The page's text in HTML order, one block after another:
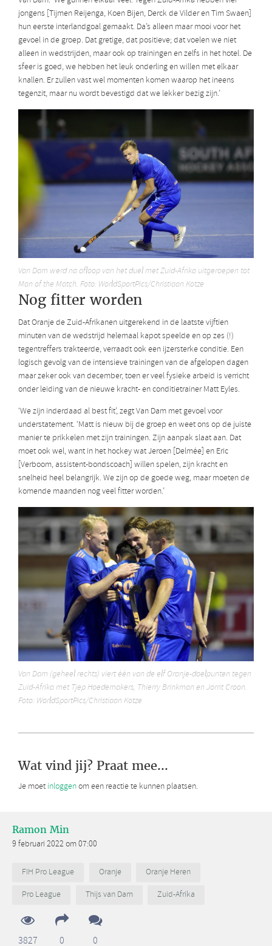
jongens [Tijmen Reijenga, Koen Bijen, Derck de Vilder en Tim Swaen]
hun eerste interlandgoal gemaakt. Da’s alleen maar mooi voor het
gevoel in de groep. Dat gretige, dat positieve; dat voelen we niet
alleen in wedstrijden, maar ook op trainingen en zelfs in het hotel. De
sfeer is goed, we hebben het leuk onderling en willen met elkaar
knallen. Er zullen vast wel momenten komen waarop het ineens
tegenzit, maar nu wordt bevestigd dat we lekker bezig zijn.’
Van Dam werd na afloop van het duel met Zuid-Afrika uitgeroepen tot
Man of the Match. Foto: WorldSportPics/Christiaan Kotze
Nog fitter worden
Dat Oranje de Zuid-Afrikanen uitgerekend in de laatste vijftien
minuten van de wedstrijd helemaal kapot speelde en op zes (!)
tegentreffers trakteerde, verraadt ook een ijzersterke conditie. Een
logisch gevolg van de intensieve trainingen van de afgelopen dagen
maar zeker ook van december, toen er veel fysieke arbeid is verricht
onder leiding van de nieuwe kracht- en conditietrainer Matt Eyles.
‘We zijn inderdaad al best fit’, zegt Van Dam met gevoel voor
understatement. ‘Matt is nieuw bij de groep en weet ons op de juiste
manier te prikkelen met zijn trainingen. Zijn aanpak slaat aan. Dat
moet ook wel, want in het hockey wat Jeroen [Delmée] en Eric
[Verboom, assistent-bondscoach] willen spelen, zijn kracht en
snelheid heel belangrijk. We zijn op de goede weg, maar moeten de
komende maanden nog veel fitter worden.’
Van Dam (geheel rechts) viert één van de elf Oranje-doelpunten tegen
Zuid-Afrika met Tjep Hoedemakers, Thierry Brinkman en Jorrit Croon.
Foto: WorldSportPics/Christiaan Kotze
Wat vind jij? Praat mee...
Je moet inloggenom een reactie te kunnen plaatsen.
Ramon Min
9 februari 2022 om 07:00
FIH Pro League Oranje
Oranje Heren
Pro League
Thijs van Dam Zuid-Afrika
3827 0 0